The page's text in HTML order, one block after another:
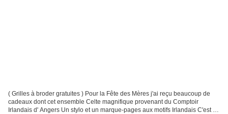
( Grilles à broder gratuites ) Pour la Fête des Mères j'ai reçu beaucoup de
cadeaux dont cet ensemble Celte magnifique provenant du Comptoir
Irlandais d' Angers Un stylo et un marque-pages aux motifs Irlandais C'est un